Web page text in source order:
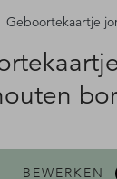
Geboortekaartje
BEWERKEN